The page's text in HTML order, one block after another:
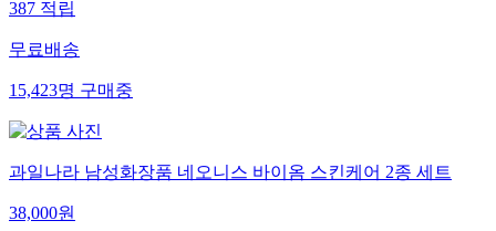
387적립
무료배송
15,423명구매중
과일나라 남성화장품 네오니스 바이옴 스킨케어 2종 세트
38,000원